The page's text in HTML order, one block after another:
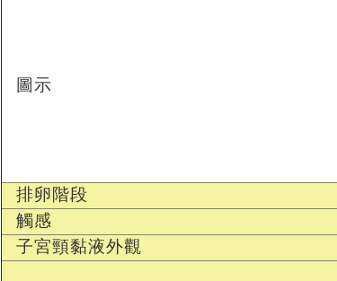
圖示
排卵階段
觸感
子宮頸黏液外觀